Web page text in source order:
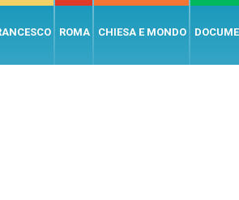
ROMA CHIESA E MONDO